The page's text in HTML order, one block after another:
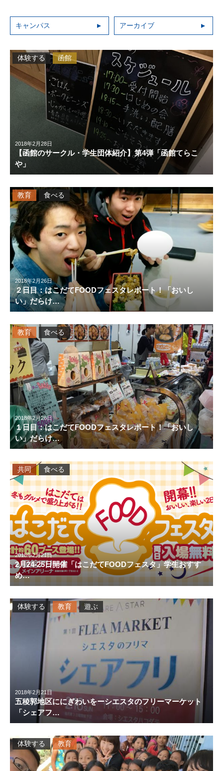
キャンパス アーカイブ
2018年2月28日
【函館のサークル・学生団体紹介】第4弾「函館てらこ
や」
体験する 函館
2018年2月26日
２日目：はこだてFOODフェスタレポート！「おいし
い」だらけ…
教育 食べる
2018年2月26日
１日目：はこだてFOODフェスタレポート！「おいし
い」だらけ…
教育 食べる
2018年2月21日
2月24-25日開催「はこだてFOODフェスタ」学生おすす
め…
共同 食べる
2018年2月21日
五稜郭地区ににぎわいをーシエスタのフリーマーケット
「シェアフ…
体験する 教育 遊ぶ
体験する 教育